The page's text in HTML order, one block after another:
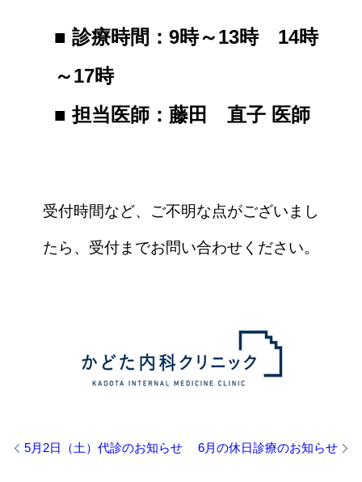
■ 診療時間：9時～13時 14時
～17時
■ 担当医師： 藤田 直子 医師
受付時間など、ご不明な点がございまし
たら、受付までお問い合わせください。
5月2日（土）代診のお知らせ 6月の休日診療のお知らせ